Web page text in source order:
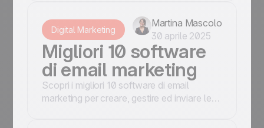
Digital Marketing
Martina Mascolo
30 aprile 2025
Migliori 10 software
di email marketing
Scopri i migliori 10 software di email
marketing per creare, gestire ed inviare le